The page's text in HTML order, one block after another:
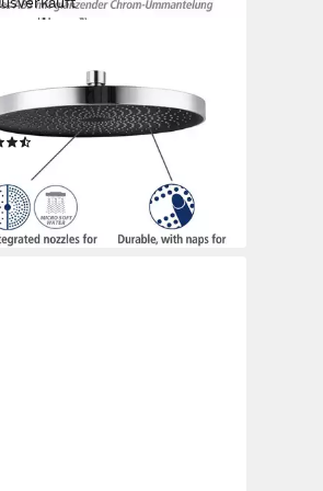
Softwater, Chrom,
Anschluss an bestehende
o. Wandanschlussbogen
(2)
€
- in 6-8 Werktagen bei dir